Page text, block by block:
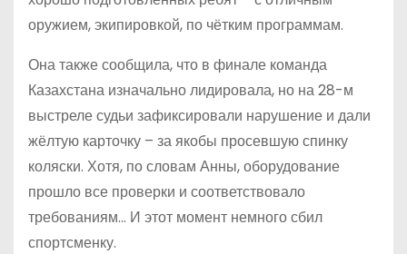
оружием, экипировкой, по чётким программам.
Она также сообщила, что в финале команда
Казахстана изначально лидировала, но на 28-м
выстреле судьи зафиксировали нарушение и дали
жёлтую карточку – за якобы просевшую спинку
коляски. Хотя, по словам Анны, оборудование
прошло все проверки и соответствовало
требованиям… И этот момент немного сбил
спортсменку.